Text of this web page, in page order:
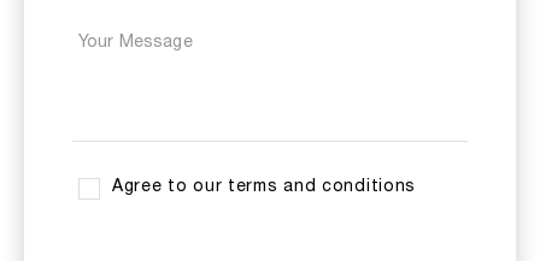
Agree to our terms and conditions